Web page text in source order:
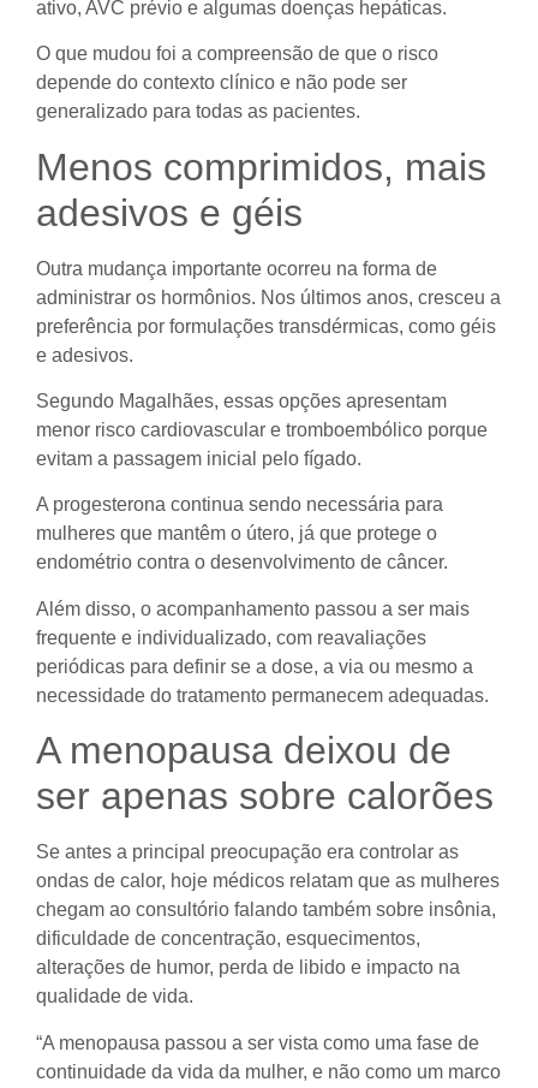
ativo, AVC prévio e algumas doenças hepáticas.
O que mudou foi a compreensão de que o risco
depende do contexto clínico e não pode ser
generalizado para todas as pacientes.
Menos comprimidos, mais
adesivos e géis
Outra mudança importante ocorreu na forma de
administrar os hormônios. Nos últimos anos, cresceu a
preferência por formulações transdérmicas, como géis
e adesivos.
Segundo Magalhães, essas opções apresentam
menor risco cardiovascular e tromboembólico porque
evitam a passagem inicial pelo fígado.
A progesterona continua sendo necessária para
mulheres que mantêm o útero, já que protege o
endométrio contra o desenvolvimento de câncer.
Além disso, o acompanhamento passou a ser mais
frequente e individualizado, com reavaliações
periódicas para definir se a dose, a via ou mesmo a
necessidade do tratamento permanecem adequadas.
A menopausa deixou de
ser apenas sobre calorões
Se antes a principal preocupação era controlar as
ondas de calor, hoje médicos relatam que as mulheres
chegam ao consultório falando também sobre insônia,
dificuldade de concentração, esquecimentos,
alterações de humor, perda de libido e impacto na
qualidade de vida.
“A menopausa passou a ser vista como uma fase de
continuidade da vida da mulher, e não como um marco